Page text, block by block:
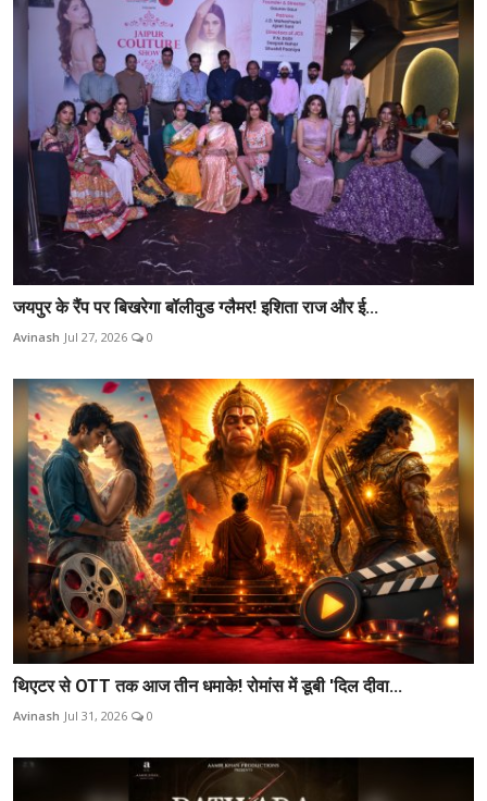
जयपुर के रैंप पर बिखरेगा बॉलीवुड ग्लैमर! इशिता राज और ई...
Avinash Jul 27, 2026 0
थिएटर से OTT तक आज तीन धमाके! रोमांस में डूबी 'दिल दीवा...
Avinash Jul 31, 2026 0